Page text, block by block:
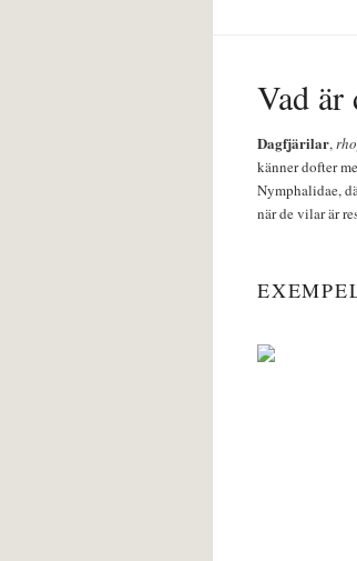
Vad är
Dagfjärilar,
känner dofter
Nymphalidae,
när de vilar är